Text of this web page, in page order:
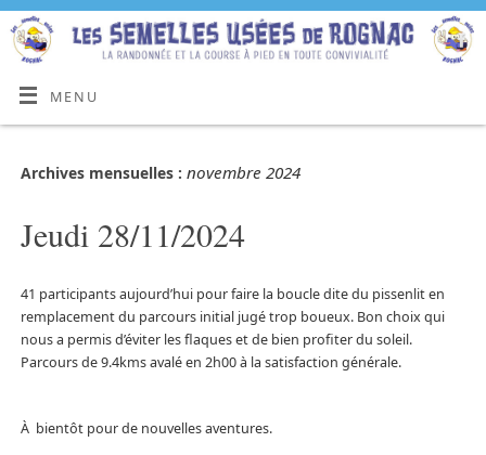
MENU
Archives mensuelles : novembre 2024
Jeudi 28/11/2024
41 participants aujourd’hui pour faire la boucle dite du pissenlit en
remplacement du parcours initial jugé trop boueux. Bon choix qui
nous a permis d’éviter les flaques et de bien profiter du soleil.
Parcours de 9.4kms avalé en 2h00 à la satisfaction générale.
À bientôt pour de nouvelles aventures.